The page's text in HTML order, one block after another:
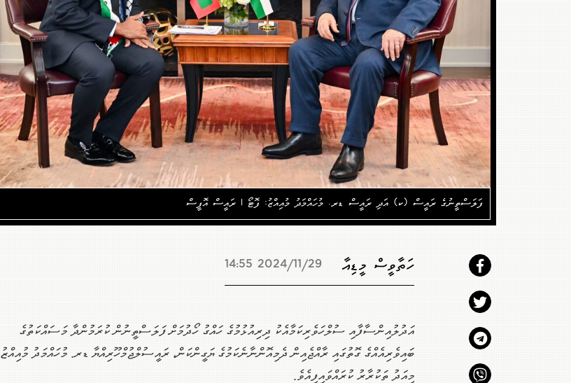
ފަލަސްތީނުގެ ރައީސް (ކ) އަދި ރައީސް ޑރ. މުހައްމަދު މުއިއްޒު: ފޮޓޯ | ރައީސް އޮފީސް
ހަތާވީސް މީޑިއާ 2024/11/29 14:55
އަދުލުއިންސާފާއި ސުލްހަވެރިކަމާއެކު ދިރިއުޅުމުގެ ހައްގު ހޯދުމަށް ފަލަސްތީނުން ކުރަމުންދާ މަސައްކަތުގެ
ބައިވެރިއެއްގެ ގޮތުގައި ރާއްޖެއިން ދެމިއޮންނާނެކަމުގެ ޔަގީންކަން، ރައީސުލްޖުމްހޫރިއްޔާ ޑރ. މުހައްމަދު މުއިއްޒު
މިއަދު ތަކުރާރު ކުރައްވައިފިއެވެ.